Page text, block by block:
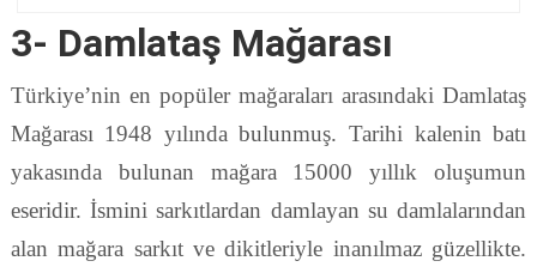
3- Damlataş Mağarası
Türkiye’nin en popüler mağaraları arasındaki Damlataş
Mağarası 1948 yılında bulunmuş. Tarihi kalenin batı
yakasında bulunan mağara 15000 yıllık oluşumun
eseridir. İsmini sarkıtlardan damlayan su damlalarından
alan mağara sarkıt ve dikitleriyle inanılmaz güzellikte.